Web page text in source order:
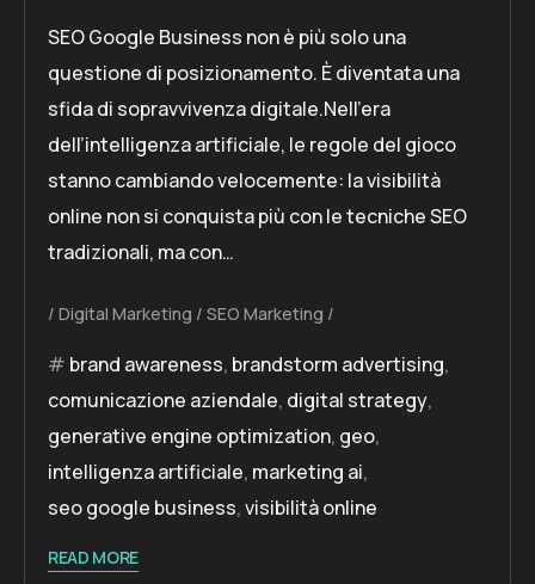
SEO Google Business non è più solo una
questione di posizionamento. È diventata una
sfida di sopravvivenza digitale.Nell’era
dell’intelligenza artificiale, le regole del gioco
stanno cambiando velocemente: la visibilità
online non si conquista più con le tecniche SEO
tradizionali, ma con…
Digital Marketing SEO Marketing
brand awareness, brandstorm advertising,
comunicazione aziendale, digital strategy,
generative engine optimization, geo,
intelligenza artificiale, marketing ai,
seo google business,visibilità online
READ MORE